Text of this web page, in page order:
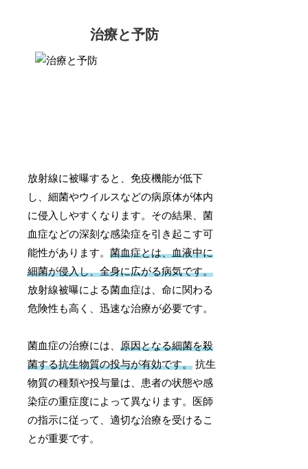
治療と予防
放射線に被曝すると、免疫機能が低下
し、細菌やウイルスなどの病原体が体内
に侵入しやすくなります。その結果、菌
血症などの深刻な感染症を引き起こす可
能性があります。菌血症とは、血液中に
細菌が侵入し、全身に広がる病気です。
放射線被曝による菌血症は、命に関わる
危険性も高く、迅速な治療が必要です。
菌血症の治療には、原因となる細菌を殺
菌する抗生物質の投与が有効です。 抗生
物質の種類や投与量は、患者の状態や感
染症の重症度によって異なります。医師
の指示に従って、適切な治療を受けるこ
とが重要です。